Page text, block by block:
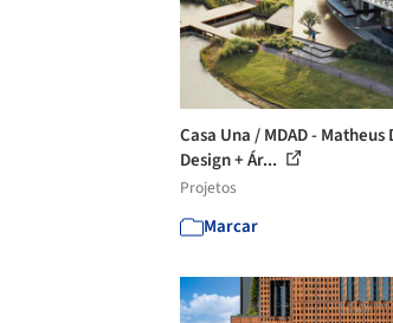
Casa Una / MDAD -
Design + Ár...
Projetos
Marcar